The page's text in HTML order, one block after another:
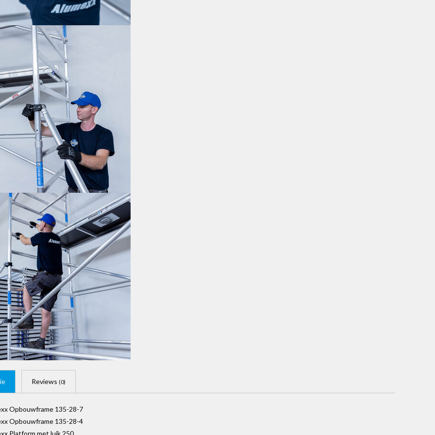
Reviews (0)
Opbouwframe 135-28-7
Opbouwframe 135-28-4
Platform met luik 250